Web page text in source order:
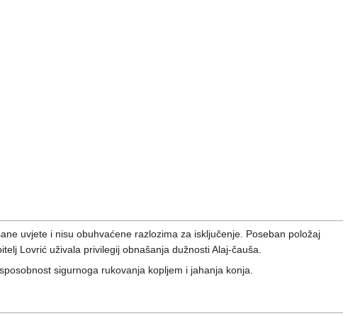
uvjete i nisu obuhvaćene razlozima za isključenje. Poseban položaj
Lovrić uživala privilegij obnašanja dužnosti Alaj-čauša.
sigurnoga rukovanja kopljem i jahanja konja.